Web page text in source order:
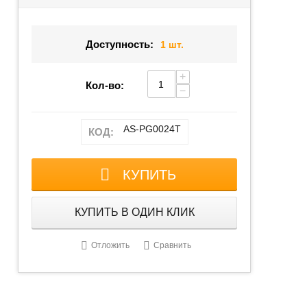
Доступность: 1 шт.
Кол-во:
+
−
КОД: AS-PG0024T
КУПИТЬ
КУПИТЬ В ОДИН КЛИК
Отложить Сравнить